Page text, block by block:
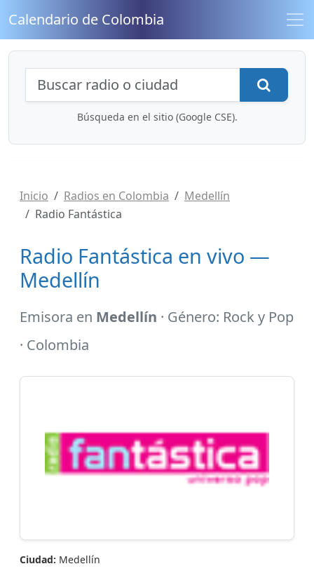
Calendario de Colombia
Búsqueda de radios y contenidos
Búsqueda en el sitio (Google CSE).
Inicio Radios en Colombia
Medellín
Radio Fantástica
Radio Fantástica en vivo —
Medellín
Emisora en Medellín · Género: Rock y Pop
· Colombia
Ciudad: Medellín